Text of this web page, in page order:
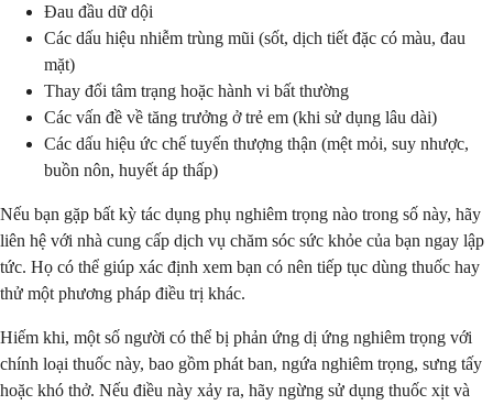
Đau đầu dữ dội
Các dấu hiệu nhiễm trùng mũi (sốt, dịch tiết đặc có màu, đau
mặt)
Thay đổi tâm trạng hoặc hành vi bất thường
Các vấn đề về tăng trưởng ở trẻ em (khi sử dụng lâu dài)
Các dấu hiệu ức chế tuyến thượng thận (mệt mỏi, suy nhược,
buồn nôn, huyết áp thấp)
Nếu bạn gặp bất kỳ tác dụng phụ nghiêm trọng nào trong số này, hãy
liên hệ với nhà cung cấp dịch vụ chăm sóc sức khỏe của bạn ngay lập
tức. Họ có thể giúp xác định xem bạn có nên tiếp tục dùng thuốc hay
thử một phương pháp điều trị khác.
Hiếm khi, một số người có thể bị phản ứng dị ứng nghiêm trọng với
chính loại thuốc này, bao gồm phát ban, ngứa nghiêm trọng, sưng tấy
hoặc khó thở. Nếu điều này xảy ra, hãy ngừng sử dụng thuốc xịt và